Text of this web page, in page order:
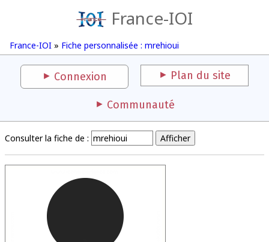
France-IOI
France-IOI » Fiche personnalisée : mrehioui
Connexion Plan du site
Communauté
Consulter la fiche de :